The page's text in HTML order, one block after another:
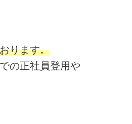
ります。
の正社員登用や